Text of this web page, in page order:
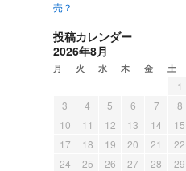
売？
投稿カレンダー
2026年8月
月 火 水 木 金 土
1
3
4 5 6 7 8
10
11 12 13 14 15
17
18 19 20 21 22
24
25 26 27 28 29